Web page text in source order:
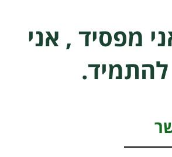
מפסיד , אני